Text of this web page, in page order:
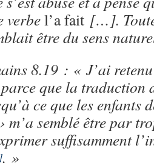
verbel’a fait […].
être du sens
8.19 : « J’ai
que la traduction
ce que les enfants
m’a semblé être par
suffisamment
. »